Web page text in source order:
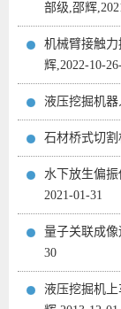
部级,邵辉
机械臂接触
辉,2022-10-
液压挖掘机
石材桥式切
水下放生偏振
2021-01-31
量子关联成像
30
液压挖掘机